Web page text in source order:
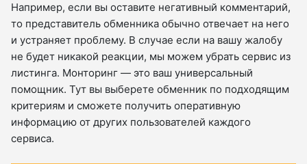
Например, если вы оставите негативный комментарий,
то представитель обменника обычно отвечает на него
и устраняет проблему. В случае если на вашу жалобу
не будет никакой реакции, мы можем убрать сервис из
листинга. Монторинг — это ваш универсальный
помощник. Тут вы выберете обменник по подходящим
критериям и сможете получить оперативную
информацию от других пользователей каждого
сервиса.